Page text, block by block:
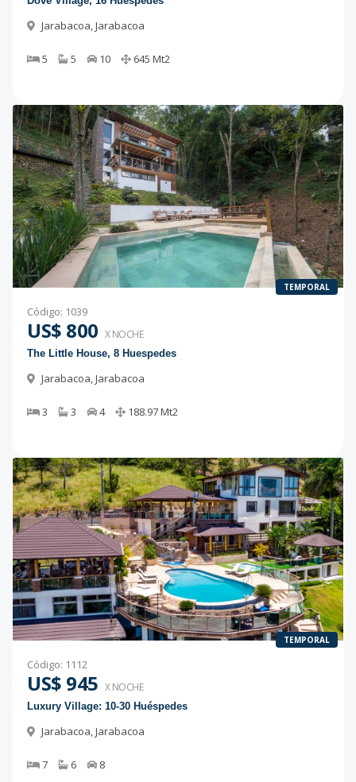
Jarabacoa,Jarabacoa
5 5 10 645 Mt2
TEMPORAL
Código: 1039
US$ 800 X NOCHE
The Little House, 8 Huespedes
Jarabacoa,Jarabacoa
3 3 4 188.97Mt2
TEMPORAL
Código: 1112
US$ 945 X NOCHE
Luxury Village: 10-30 Huéspedes
Jarabacoa,Jarabacoa
7 6 8